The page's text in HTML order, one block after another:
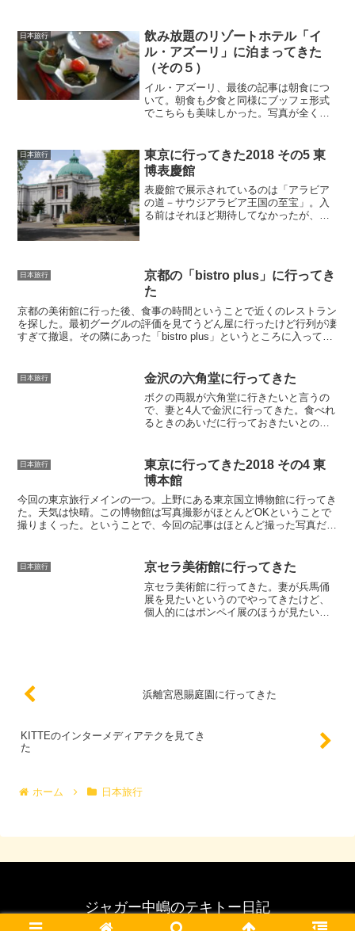
日本旅行
飲み放題のリゾートホテル「イ
ル・アズーリ」に泊まってきた
（その５）
イル・アズーリ、最後の記事は朝食につ
いて。朝食も夕食と同様にブッフェ形式
でこちらも美味しかった。写真が全くう
グロとカツオの茶漬けをおすすめしてた
けど、なんか茶漬けにして...
日本旅行
東京に行ってきた2018 その5 東
博表慶館
表慶館で展示されているのは「アラビア
の道－サウジアラビア王国の至宝」。入
る前はそれほど期待してなかったが、妻
ん惹き込まれていく。モル...
日本旅行
京都の「bistro plus」に行ってき
た
京都の美術館に行った後、食事の時間ということで近くのレストラン
を探した。最初グーグルの評価を見てうどん屋に行ったけど行列が凄
すぎて撤退。その隣にあった「bistro plus」というところに入ってみ
日本旅行 金沢の六角堂に行ってきた
ボクの両親が六角堂に行きたいと言うの
で、妻と4人で金沢に行ってきた。食べれ
るときのあいだに行っておきたいとのこ
角堂本店に入って予約してある旨を告げ
ると、隣にある別館に案...
日本旅行
東京に行ってきた2018 その4 東
博本館
今回の東京旅行メインの一つ。上野にある東京国立博物館に行ってき
た。天気は快晴。この博物館は写真撮影がほとんどOKということで
撮りまくった。ということで、今回の記事はほとんど撮った写真だけ
日本旅行 京セラ美術館に行ってきた
京セラ美術館に行ってきた。妻が兵馬俑
展を見たいというのでやってきたけど、
個人的にはポンペイ展のほうが見たい。
浜離宮恩賜庭園に行ってきた
KITTEのインターメディアテクを見てき
た
ホーム 日本旅行
ジャガー中嶋のテキトー日記